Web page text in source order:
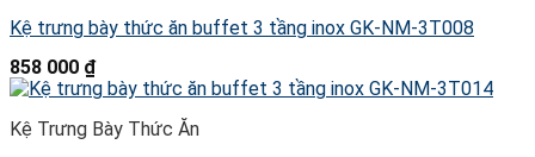
Kệ trưng bày thức ăn buffet 3 tầng inox GK-NM-3T008
858 000 ₫
Kệ Trưng Bày Thức Ăn